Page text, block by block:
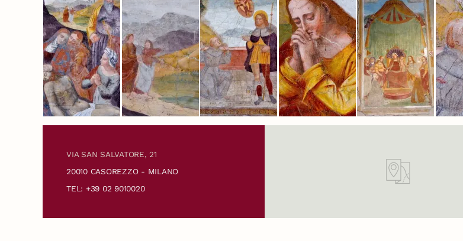
VIA SAN SALVATORE, 21
20010 CASOREZZO - MILANO
TEL: +39 02 9010020